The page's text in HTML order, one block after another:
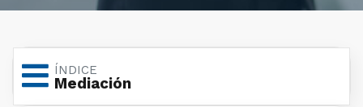
ÍNDICE
Mediación